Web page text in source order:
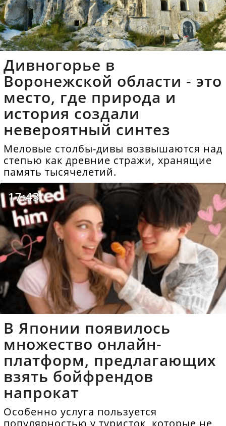
Дивногорье в
Воронежской области - это
место, где природа и
история создали
невероятный синтез
Меловые столбы-дивы возвышаются над
степью как древние стражи, хранящие
память тысячелетий.
17:43
В Японии появилось
множество онлайн-
платформ, предлагающих
взять бойфрендов
напрокат
Особенно услуга пользуется
популярностью у туристок, которые не